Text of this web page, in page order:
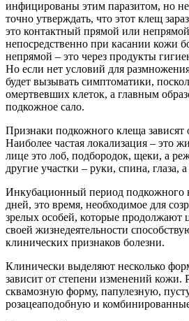
инфицированы этим паразитом, но
точно утверждать, что этот клещ
это контактный прямой или
непосредственно при касании кожи
непрямой – это через продукты
Но если нет условий для
будет вызывать симптоматики,
омертвевших клеток, а главным
подкожное сало.
Признаки подкожного клеща зависят
Наиболее частая локализация – это
лице это лоб, подбородок, щеки, а
другие участки – руки, спина, глаза,
Инкубационный период подкожного
дней, это время, необходимое для
зрелых особей, которые продолжают
своей жизнедеятельности
клинических признаков болезни.
Клинически выделяют несколько
зависит от степени изменений кожи.
сквамозную форму, папулезную,
розацеаподобную и